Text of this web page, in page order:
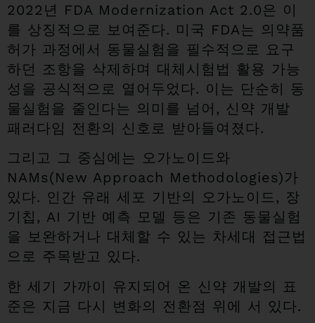
2022년 FDA Modernization Act 2.0은 이
를 상징적으로 보여준다. 미국 FDA는 의약품
허가 과정에서 동물실험을 필수적으로 요구
하던 조항을 삭제하며 대체시험법 활용 가능
성을 공식적으로 열어두었다. 이는 단순히 동
물실험을 줄인다는 의미를 넘어, 신약 개발
패러다임 전환의 신호로 받아들여졌다.
그리고 그 중심에는 오가노이드와
NAMs(New Approach Methodologies)가
있다. 인간 유래 세포 기반의 오가노이드, 장
기칩, AI 기반 예측 모델 등은 기존 동물실험
을 보완하거나 대체할 수 있는 차세대 접근법
으로 주목받고 있다.
한 세기 가까이 유지되어 온 신약 개발의 표
준은 지금 다시 변화의 전환점 위에 서 있다.